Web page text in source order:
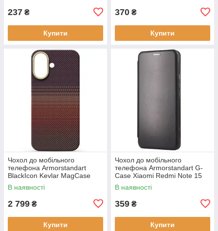
237 ₴
Купити
370 ₴
Купити
Чохол до мобільного
телефона Armorstandart
BlackIcon Kevlar MagCase
Apple iPhone 17 Sunset
(ARM90153)
В наявності
2 799 ₴
Купити
Чохол до мобільного
телефона Armorstandart G-
Case Xiaomi Redmi Note 15
4G Black (ARM89695)
В наявності
359 ₴
Купити